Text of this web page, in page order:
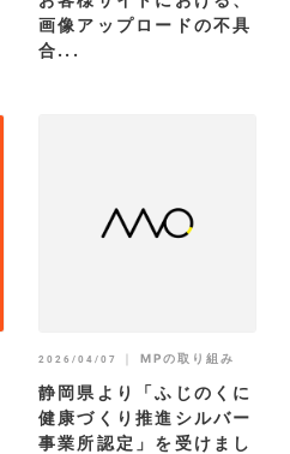
画像アップロードの不具
合...
2026/04/07 ｜ MPの取り組み
静岡県より「ふじのくに
健康づくり推進シルバー
事業所認定」を受けまし